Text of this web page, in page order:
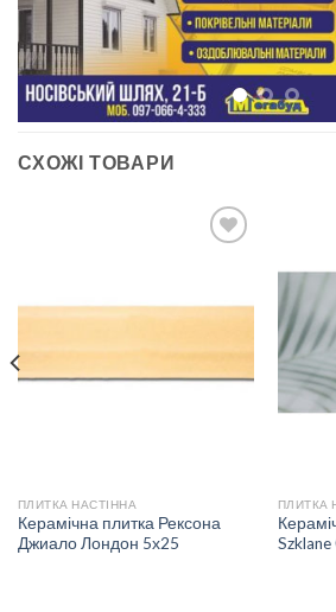
СХОЖІ ТОВАРИ
ДОДАТИ
ПЛИТКА НАСТІННА
Керамічна плитка Рексона
Джиало Лондон 5х25
ПЛИТКА